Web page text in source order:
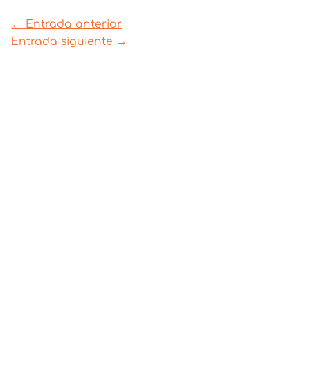
← Entrada anterior
Entrada siguiente →